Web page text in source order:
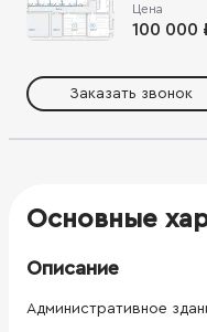
Цена
100 000
Заказать звонок
Основные
Описание
Административное